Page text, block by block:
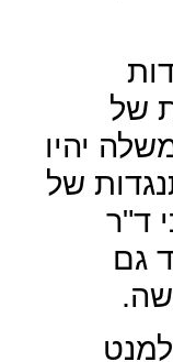
של
יהיו
של
ד"ר
גם